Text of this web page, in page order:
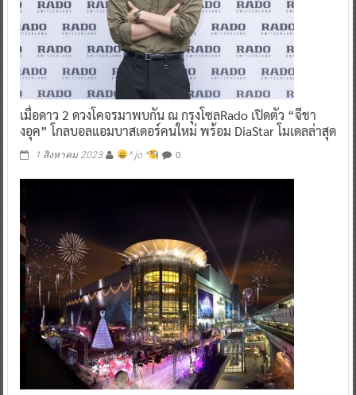
เมื่อดาว 2 ดวงโคจรมาพบกัน ณ กรุงโซลRado เปิดตัว “จีชา
งอุค” โกลบอลแอมบาสเดอร์คนใหม่ พร้อม DiaStar โมเดลล่าสุด
1 สิงหาคม 2023 ^ jo ^ 0